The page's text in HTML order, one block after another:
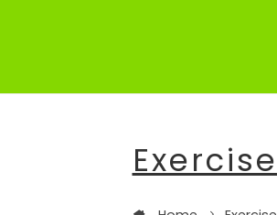
Exercise